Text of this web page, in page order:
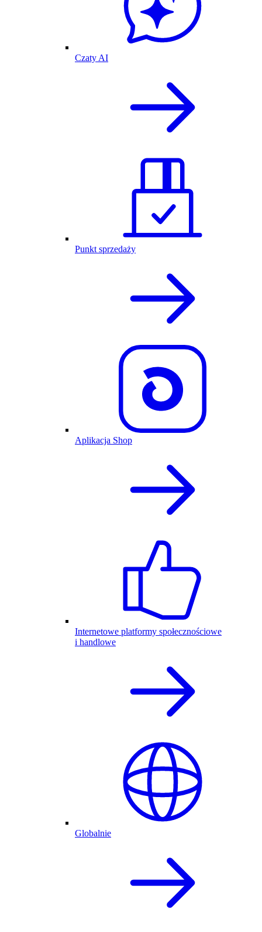
Czaty AI
Punkt sprzedaży
Aplikacja Shop
Internetowe platformy społecznościowe
i handlowe
Globalnie